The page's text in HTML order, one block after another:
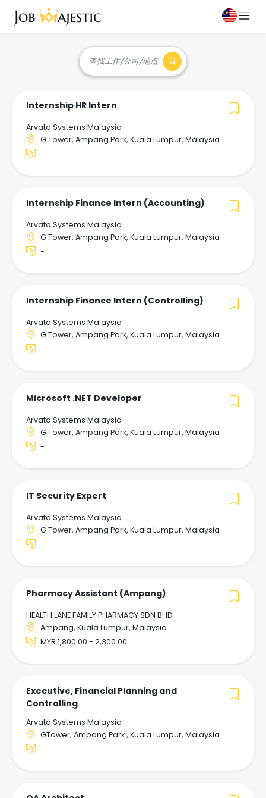
查找工作/公司/地点
Internship HR Intern
Arvato Systems Malaysia
G Tower, Ampang Park, Kuala Lumpur, Malaysia
-
Internship Finance Intern (Accounting)
Arvato Systems Malaysia
G Tower, Ampang Park, Kuala Lumpur, Malaysia
-
Internship Finance Intern (Controlling)
Arvato Systems Malaysia
G Tower, Ampang Park, Kuala Lumpur, Malaysia
-
Microsoft .NET Developer
Arvato Systems Malaysia
G Tower, Ampang Park, Kuala Lumpur, Malaysia
-
IT Security Expert
Arvato Systems Malaysia
G Tower, Ampang Park, Kuala Lumpur, Malaysia
-
Pharmacy Assistant (Ampang)
HEALTH LANE FAMILY PHARMACY SDN BHD
Ampang, Kuala Lumpur, Malaysia
MYR 1,800.00 - 2,300.00
Executive, Financial Planning and
Controlling
Arvato Systems Malaysia
GTower, Ampang Park., Kuala Lumpur, Malaysia
-